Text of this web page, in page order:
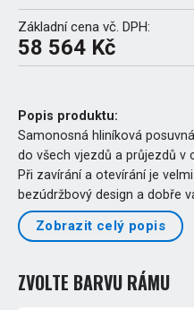
Základní cena vč. DPH:
58 564 Kč
Popis produktu:
Samonosná hliníková
do všech vjezdů a průjezdů v
Při zavírání a otevírání je
bezúdržbový design a dobře
Zobrazit celý popis
ZVOLTE BARVU RÁMU